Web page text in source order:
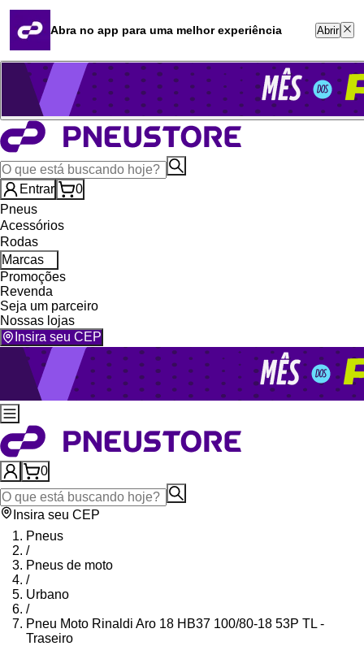
Quero revender
Blog
Whatsapp (16) 99764-8401
Televendas (47) 3046-2551
Entrar
0
Pneus
Acessórios
Rodas
Marcas
Promoções
Revenda
Seja um parceiro
Nossas lojas
Insira seu CEP
0
Insira seu CEP
Pneus
/
Pneus de moto
/
Urbano
/
Pneu Moto Rinaldi Aro 18 HB37 100/80-18 53P TL -
Traseiro
Abra no app para uma melhor experiência Abrir